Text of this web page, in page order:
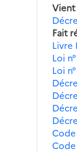
Fait
Livre
Loi
Loi